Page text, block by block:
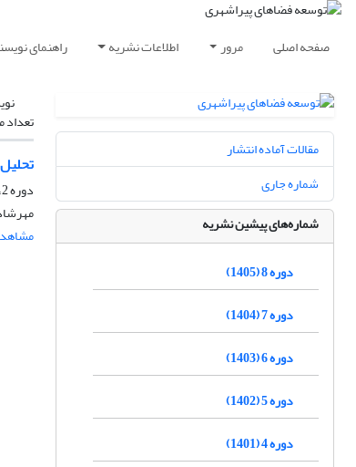
صفحه اصلی مرور اطلاعات نشریه راهنمای
تعداد
دوره 2، شماره 2، بهمن 1399، صفحه
مقالات آماده انتشار
شماره جاری
شماره‌های پیشین نشریه
دوره 8 (1405)
دوره 7 (1404)
دوره 6 (1403)
دوره 5 (1402)
دوره 4 (1401)